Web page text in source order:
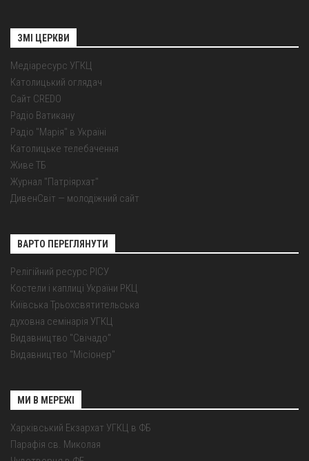
ЗМІ ЦЕРКВИ
Медіаресурс УГКЦ
Католицький оглядач
Сайт CREDO
Радіо Ватикану
Радіо "Марія" в Україні
Католицьке телебачення
Живе ТБ
Журнал "Патріярхат"
ДивенСвіт — молодіжний сайт
ВАРТО ПЕРЕГЛЯНУТИ
Релігійний ресурс РІСУ
Костели і каплиці України РКЦ
Київська Трьохсвятительська
духовна семінарія УГКЦ
Видавництво "Свічадо"
Видавництво "Місіонер"
МИ В МЕРЕЖІ
Харківський Екзархат УГКЦ в ФБ
Парафія св. Миколая